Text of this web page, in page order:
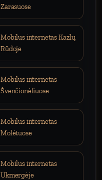
Zarasuose
Mobilus internetas Kazlų
Rūdoje
Mobilus internetas
Švenčionėliuose
Mobilus internetas
Molėtuose
Mobilus internetas
Ukmergėje